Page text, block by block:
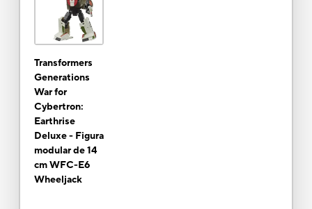
Transformers
Generations
War for
Cybertron:
Earthrise
Deluxe - Figura
modular de 14
cm WFC-E6
Wheeljack